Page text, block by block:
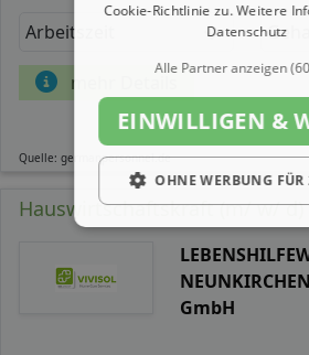
Arbeitszeit Gehalt
mehr Details
Quelle: germanpersonnel.de
Hauswirtschaftskraft (m/ w/ d)
GmbH
Cookie-Richtlinie zu.Weitere
Datenschutz
Alle Partner anzeigen
EINWILLIGEN &
OHNE WERBUNG FÜR